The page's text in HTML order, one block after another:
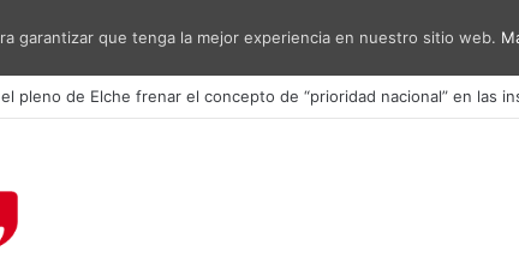
mesa de diálogo entre administraciones y vecinos por el ruido del
garantizar que tenga la mejor experiencia en nuestro sitio web.